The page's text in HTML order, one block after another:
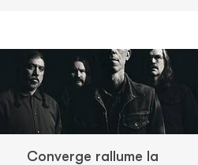
Converge rallume la